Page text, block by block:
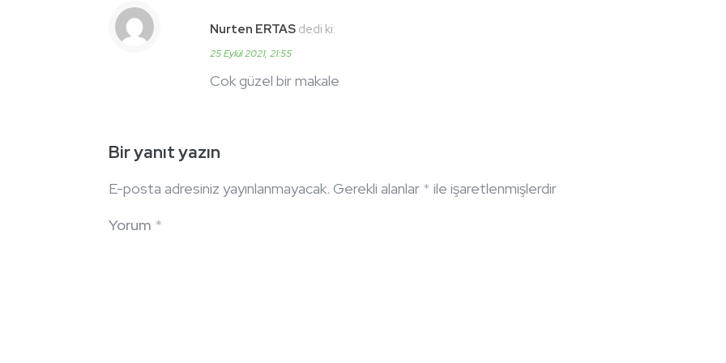
Nurten ERTAS dedi ki:
25 Eylül 2021, 21:55
Cok güzel bir makale
Bir yanıt yazın
E-posta adresiniz yayınlanmayacak. Gerekli alanlar * ile işaretlenmişlerdir
Yorum *